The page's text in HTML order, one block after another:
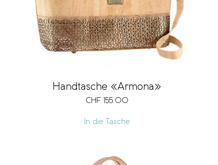
Handtasche «Armona»
CHF 155.00
In die Tasche